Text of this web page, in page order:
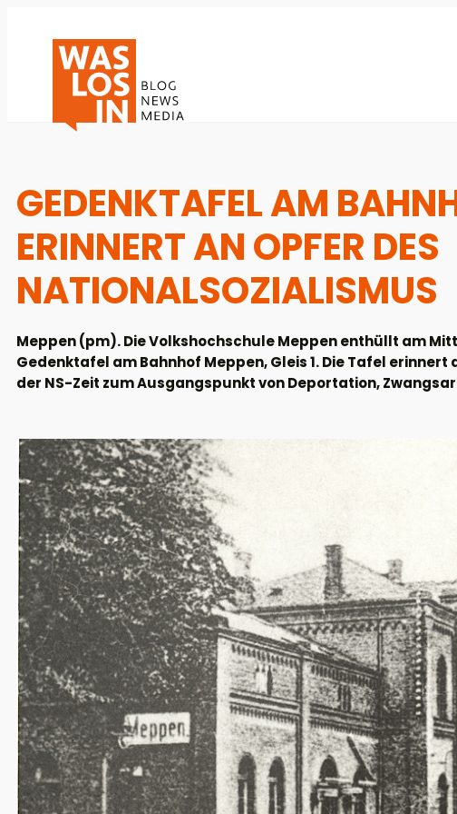
GEDENKTAFEL AM
ERINNERT AN OPFER DES
NATIONALSOZIALISMUS
Meppen (pm). Die Volkshochschule Meppen enthüllt am
Gedenktafel am Bahnhof Meppen, Gleis 1. Die Tafel
der NS-Zeit zum Ausgangspunkt von Deportation,